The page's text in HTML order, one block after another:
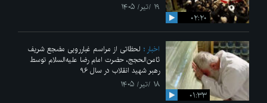
۰۲:۲۰
۱۹ /تیر/ ۱۴۰۵
۰۱:۳۳
اخبار
لحظاتی از مراسم غبارروبی مضجع شریف
ثامن‌الحجج، حضرت امام رضا علیه‌السلام توسط
رهبر شهید انقلاب در سال ۹۶
۱۸ /تیر/ ۱۴۰۵